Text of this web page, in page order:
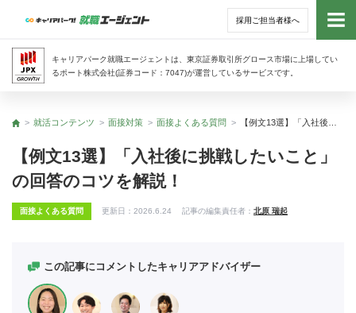
採用ご担当者様へ
キャリアパーク就職エージェントは、東京証券取引所グロース市場に上場してい
るポート株式会社(証券コード：7047)が運営しているサービスです。
トッ
トップ
就活コンテンツ 面接対策 面接よくある質問
【例文13選】「入社後に挑戦したいこと」
の回答のコツを解説！
面接よくある質問 更新日： 2026.6.24 記事の編集責任者： 北原 瑞起
この記事にコメントしたキャリアアドバイザー